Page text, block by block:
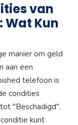
van
Wat Kun
manier om geld
aan een
telefoon is
condities
"Beschadigd".
kunt